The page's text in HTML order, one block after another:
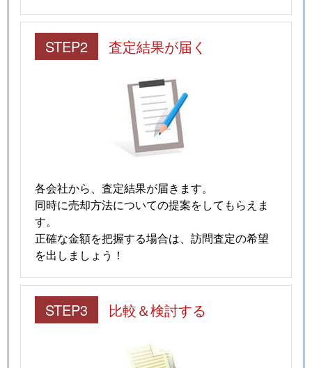
STEP2 査定結果が届く
各会社から、査定結果が届きます。
同時に売却方法についての提案をしてもらえま
す。
正確な金額を把握する場合は、訪問査定の希望
を出しましょう！
STEP3 比較＆検討する